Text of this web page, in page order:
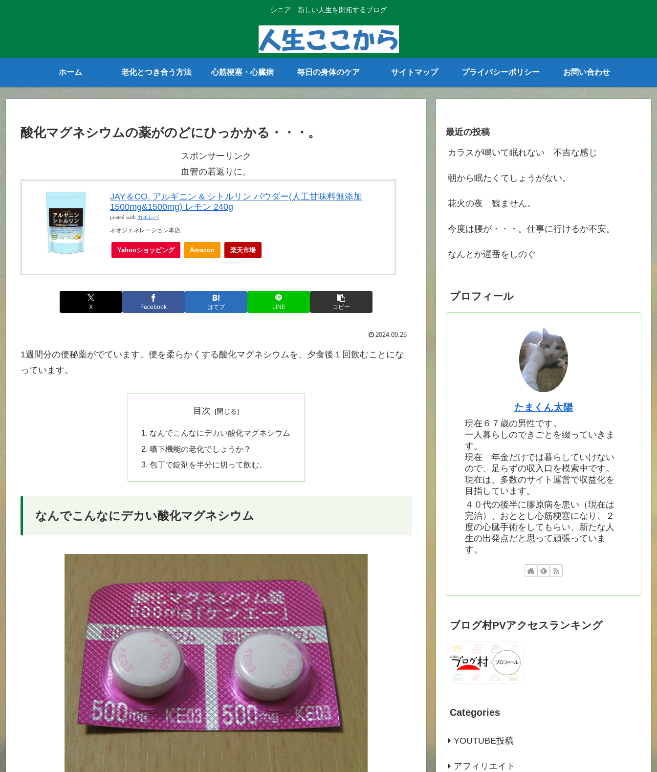
シニア 新しい人生を開拓するブログ
ホーム 老化とつき合う方法 心筋梗塞・心臓病 毎日の身体のケア サイトマップ プライバシーポリシー お問い合わせ
酸化マグネシウムの薬がのどにひっかかる・・・。
スポンサーリンク
血管の若返りに。
JAY＆CO. アルギニン & シトルリン パウダー(人工甘味料無添加
1500mg&1500mg) レモン 240g
posted with カエレバ
ネオジェネレーション本店
Yahooショッピング Amazon 楽天市場
X Facebook はてブ LINE コピー
2024.09.25
1週間分の便秘薬がでています。便を柔らかくする酸化マグネシウムを、夕食後１回飲むことにな
っています。
目次
なんでこんなにデカい酸化マグネシウム
嚥下機能の老化でしょうか？
包丁で錠剤を半分に切って飲む。
なんでこんなにデカい酸化マグネシウム
最近の投稿
カラスが鳴いて眠れない 不吉な感じ
朝から眠たくてしょうがない。
花火の夜 観ません。
今度は腰が・・・。仕事に行けるか不安。
なんとか遅番をしのぐ
プロフィール
たまくん太陽
現在６７歳の男性です。
一人暮らしのできごとを綴っていきま
す。
現在 年金だけでは暮らしていけない
ので、足らずの収入口を模索中です。
現在は、多数のサイト運営で収益化を
目指しています。
４０代の後半に膠原病を患い（現在は
完治）、おととし心筋梗塞になり、２
度の心臓手術をしてもらい、新たな人
生の出発点だと思って頑張っていま
す。
ブログ村PVアクセスランキング
Categories
YOUTUBE投稿
アフィリエイト